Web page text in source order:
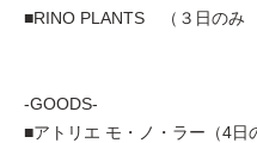
■RINO PLANTS （３日のみ
-GOODS-
■アトリエ モ・ノ・ラー（4日